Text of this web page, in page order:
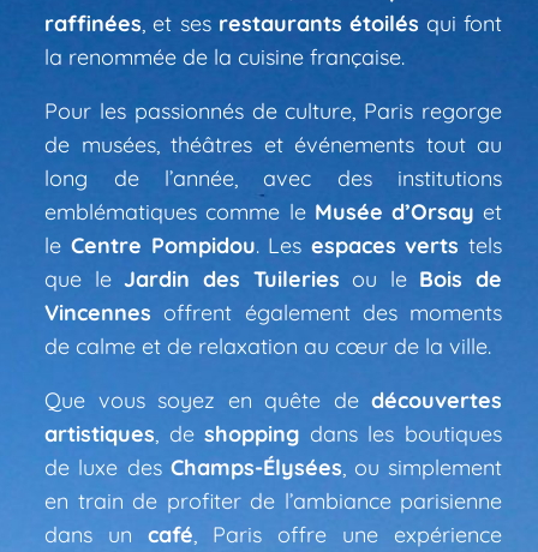
raffinées, et ses restaurants étoilés qui font
la renommée de la cuisine française.
Pour les passionnés de culture, Paris regorge
de musées, théâtres et événements tout au
long de l’année, avec des institutions
emblématiques comme le Musée d’Orsay et
le Centre Pompidou. Les espaces verts tels
que leJardin des Tuileries ou le Bois de
Vincennes offrent également des moments
de calme et de relaxation au cœur de la ville.
Que vous soyez en quête de découvertes
artistiques, deshopping dans les boutiques
de luxe des Champs-Élysées, ou simplement
en train de profiter de l’ambiance parisienne
dans uncafé, Paris offre une expérience